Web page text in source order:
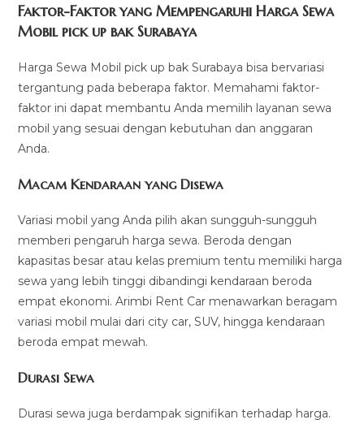
Faktor-Faktor yang Mempengaruhi Harga Sewa
Mobil pick up bak Surabaya
Harga Sewa Mobil pick up bak Surabaya bisa bervariasi
tergantung pada beberapa faktor. Memahami faktor-
faktor ini dapat membantu Anda memilih layanan sewa
mobil yang sesuai dengan kebutuhan dan anggaran
Anda.
Macam Kendaraan yang Disewa
Variasi mobil yang Anda pilih akan sungguh-sungguh
memberi pengaruh harga sewa. Beroda dengan
kapasitas besar atau kelas premium tentu memiliki harga
sewa yang lebih tinggi dibandingi kendaraan beroda
empat ekonomi. Arimbi Rent Car menawarkan beragam
variasi mobil mulai dari city car, SUV, hingga kendaraan
beroda empat mewah.
Durasi Sewa
Durasi sewa juga berdampak signifikan terhadap harga.